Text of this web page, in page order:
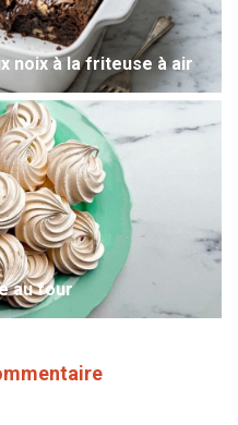
noix à la friteuse à air
au four